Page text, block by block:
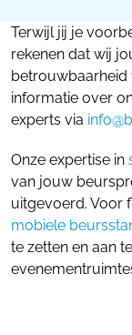
Terwijl jij je
rekenen dat wij
betrouwbaarheid
informatie over
experts via
Onze expertise in
van jouw
uitgevoerd. Voor
mobiele
te zetten en aan